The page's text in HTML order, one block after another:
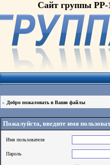
Сайт группы
» Добро пожаловать в Ваши файлы
Пожалуйста, введите имя
Имя пользователя
Пароль